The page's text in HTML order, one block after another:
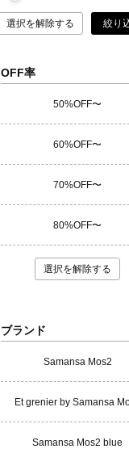
選択を解除する 絞り
OFF率
50%OFF〜
60%OFF〜
70%OFF〜
80%OFF〜
選択を解除する
ブランド
Samansa Mos2
Et grenier by Samansa
Samansa Mos2 blue